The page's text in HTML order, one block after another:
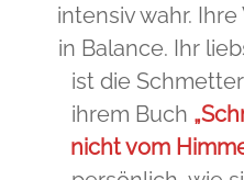
intensiv wahr.
in Balance. Ihr
ist die
ihrem Buch
nicht vom